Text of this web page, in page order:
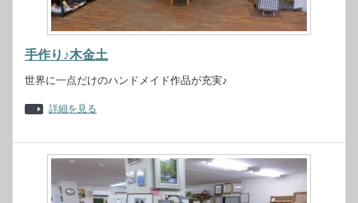
手作り♪木金土
世界に一点だけのハンドメイド作品が充実♪
詳細を見る